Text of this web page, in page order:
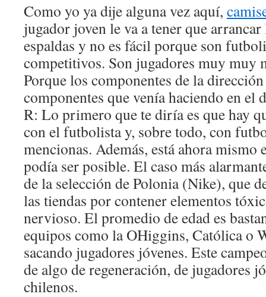
Como yo ya dije alguna vez aquí,
jugador joven le va a tener que arrancar
espaldas y no es fácil porque son
competitivos. Son jugadores muy muy
Porque los componentes de la
componentes que venía haciendo en el
R: Lo primero que te diría es que hay
con el futbolista y, sobre todo, con
mencionas. Además, está ahora mismo
podía ser posible. El caso más
de la selección de Polonia (Nike), que
las tiendas por contener elementos
nervioso. El promedio de edad es
equipos como la OHiggins, Católica o
sacando jugadores jóvenes. Este
de algo de regeneración, de jugadores
chilenos.